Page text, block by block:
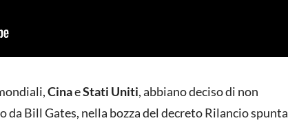
CinaeStati Uniti, abbiano deciso di non
Bill Gates, nella bozza del decreto Rilancio spunta